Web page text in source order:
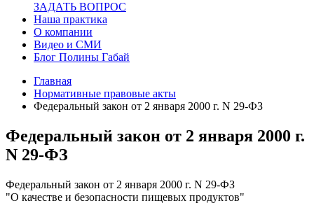
ЗАДАТЬ ВОПРОС
Наша практика
О компании
Видео и СМИ
Блог Полины Габай
Главная
Нормативные правовые акты
Федеральный закон от 2 января 2000 г. N 29-ФЗ
Федеральный закон от 2 января 2000 г.
N 29-ФЗ
Федеральный закон от 2 января 2000 г. N 29-ФЗ
"О качестве и безопасности пищевых продуктов"